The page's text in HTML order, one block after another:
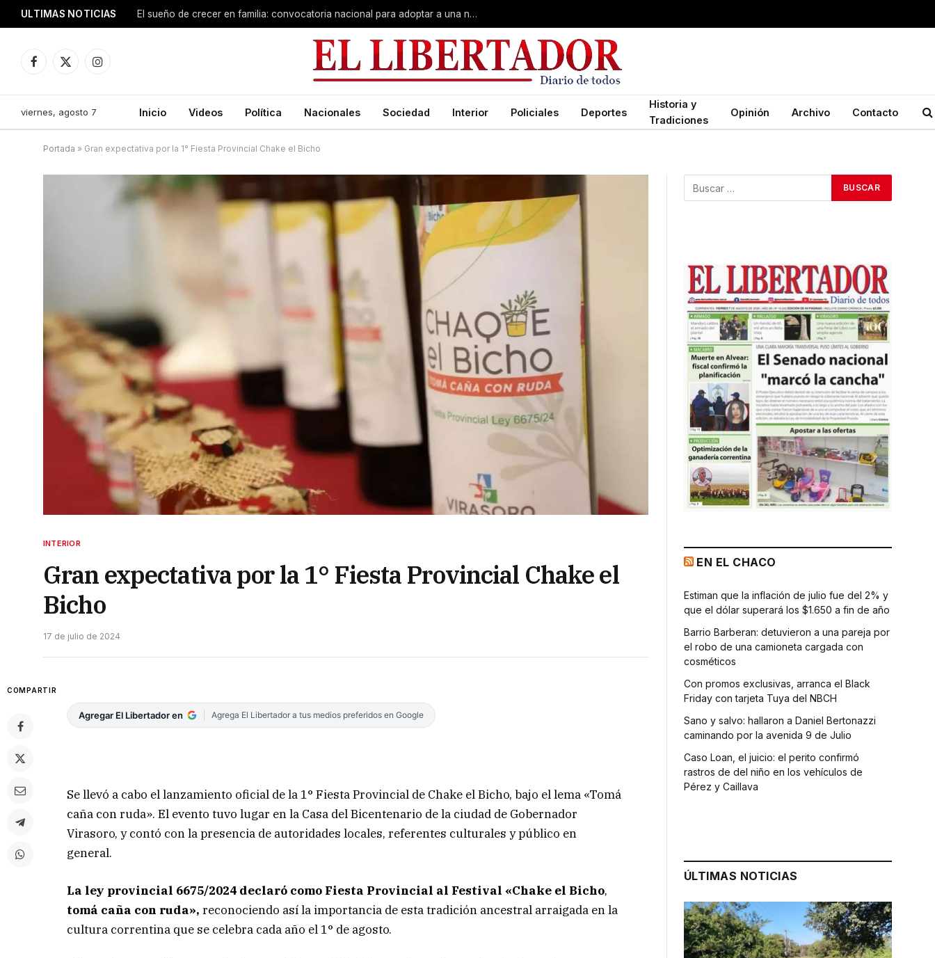
ULTIMAS NOTICIAS El sueño de crecer en familia: convocatoria nacional para adoptar a una niña de Corrientes
Facebook
X
Instagram
viernes, agosto 7 Inicio Videos Política Nacionales Sociedad Interior Policiales Deportes
Historia y
Tradiciones
Opinión Archivo Contacto
Portada » Gran expectativa por la 1° Fiesta Provincial Chake el Bicho
INTERIOR
Gran expectativa por la 1° Fiesta Provincial Chake el
Bicho
17 de julio de 2024
COMPARTIR
Agregar El Libertador en Agrega El Libertador a tus medios preferidos en Google
Se llevó a cabo el lanzamiento oficial de la 1° Fiesta Provincial de Chake el Bicho, bajo el lema «Tomá
caña con ruda». El evento tuvo lugar en la Casa del Bicentenario de la ciudad de Gobernador
Virasoro, y contó con la presencia de autoridades locales, referentes culturales y público en
general.
La ley provincial 6675/2024 declaró como Fiesta Provincial al Festival «Chake el Bicho,
tomá caña con ruda»,reconociendo así la importancia de esta tradición ancestral arraigada en la
cultura correntina que se celebra cada año el 1° de agosto.
EN EL CHACO
Estiman que la inflación de julio fue del 2% y
que el dólar superará los $1.650 a fin de año
Barrio Barberan: detuvieron a una pareja por
el robo de una camioneta cargada con
cosméticos
Con promos exclusivas, arranca el Black
Friday con tarjeta Tuya del NBCH
Sano y salvo: hallaron a Daniel Bertonazzi
caminando por la avenida 9 de Julio
Caso Loan, el juicio: el perito confirmó
rastros de del niño en los vehículos de
Pérez y Caillava
ÚLTIMAS NOTICIAS